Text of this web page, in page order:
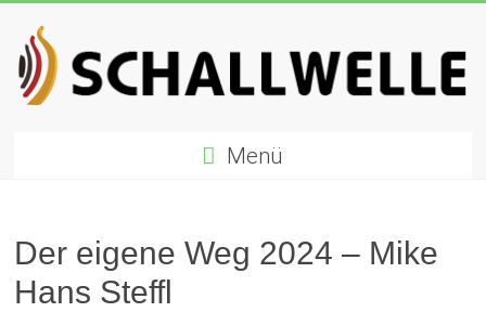
Inhalt
springen
Preis
für
Elektronische
Menü
Der eigene Weg 2024 – Mike
Hans Steffl